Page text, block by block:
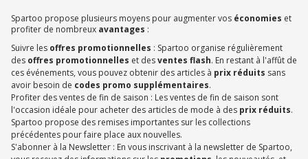
Spartoo propose plusieurs moyens pour augmenter vos économies et
profiter de nombreux avantages :
Suivre les offres promotionnelles : Spartoo organise régulièrement
des offres promotionnelles et desventes flash. En restant à l'affût de
ces événements, vous pouvez obtenir des articles à prix réduits sans
avoir besoin de codes promo supplémentaires.
Profiter des ventes de fin de saison : Les ventes de fin de saison sont
l'occasion idéale pour acheter des articles de mode à des prix réduits.
Spartoo propose des remises importantes sur les collections
précédentes pour faire place aux nouvelles.
S'abonner à la Newsletter : En vous inscrivant à la newsletter de Spartoo,